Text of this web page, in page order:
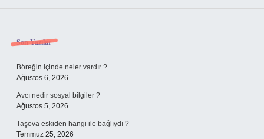
Sidebar
Son Yazılar
Böreğin içinde neler vardır ?
Ağustos 6, 2026
Avcı nedir sosyal bilgiler ?
Ağustos 5, 2026
Taşova eskiden hangi ile bağlıydı ?
Temmuz 25, 2026